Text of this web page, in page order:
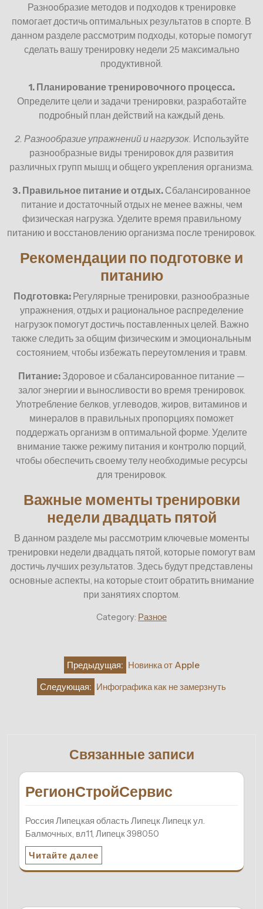
Разнообразие методов и подходов к тренировке
помогает достичь оптимальных результатов в спорте. В
данном разделе рассмотрим подходы, которые помогут
сделать вашу тренировку недели 25 максимально
продуктивной.
1. Планирование тренировочного процесса.
Определите цели и задачи тренировки, разработайте
подробный план действий на каждый день.
2. Разнообразие упражнений и нагрузок. Используйте
разнообразные виды тренировок для развития
различных групп мышц и общего укрепления организма.
3. Правильное питание и отдых. Сбалансированное
питание и достаточный отдых не менее важны, чем
физическая нагрузка. Уделите время правильному
питанию и восстановлению организма после тренировок.
Рекомендации по подготовке и
питанию
Подготовка: Регулярные тренировки, разнообразные
упражнения, отдых и рациональное распределение
нагрузок помогут достичь поставленных целей. Важно
также следить за общим физическим и эмоциональным
состоянием, чтобы избежать переутомления и травм.
Питание: Здоровое и сбалансированное питание —
залог энергии и выносливости во время тренировок.
Употребление белков, углеводов, жиров, витаминов и
минералов в правильных пропорциях поможет
поддержать организм в оптимальной форме. Уделите
внимание также режиму питания и контролю порций,
чтобы обеспечить своему телу необходимые ресурсы
для тренировок.
Важные моменты тренировки
недели двадцать пятой
В данном разделе мы рассмотрим ключевые моменты
тренировки недели двадцать пятой, которые помогут вам
достичь лучших результатов. Здесь будут представлены
основные аспекты, на которые стоит обратить внимание
при занятиях спортом.
Category: Разное
Навигация
записям
Предыдущая: Новинка от Apple
Следующая: Инфографика как не замерзнуть
Связанные записи
РегионСтройСервис
Россия Липецкая область Липецк Липецк ул.
Балмочных, вл11, Липецк 398050
Читайте далее